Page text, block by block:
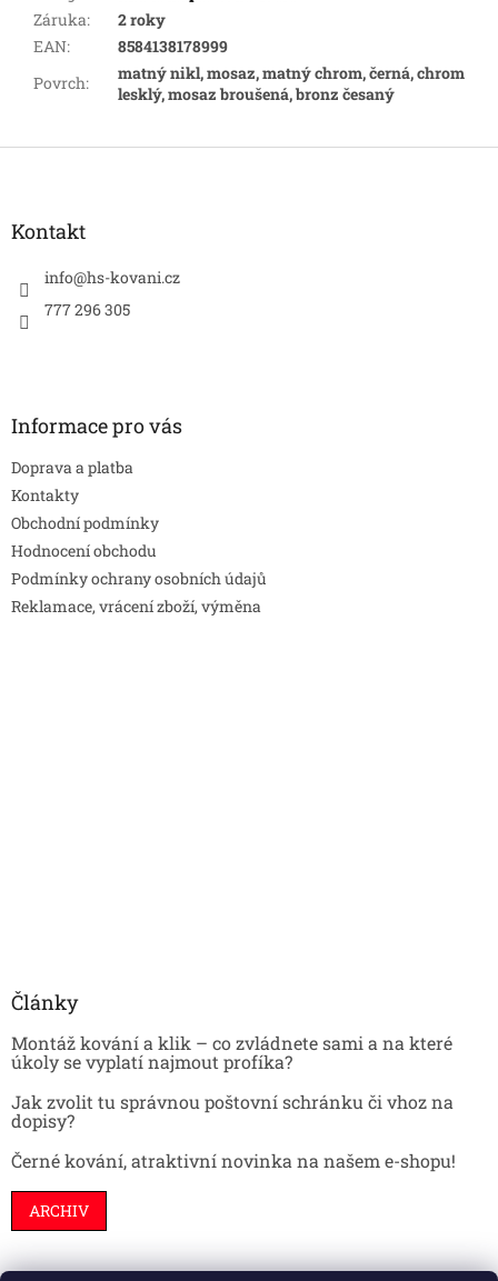
Záruka:
2 roky
EAN:
8584138178999
Povrch:
matný nikl, mosaz, matný chrom, černá, chrom
lesklý, mosaz broušená, bronz česaný
Kontakt
info@hs-kovani.cz
777 296 305
Informace pro vás
Doprava a platba
Kontakty
Obchodní podmínky
Hodnocení obchodu
Podmínky ochrany osobních údajů
Reklamace, vrácení zboží, výměna
Články
Montáž kování a klik – co zvládnete sami a na které
úkoly se vyplatí najmout profíka?
Jak zvolit tu správnou poštovní schránku či vhoz na
dopisy?
Černé kování, atraktivní novinka na našem e-shopu!
ARCHIV